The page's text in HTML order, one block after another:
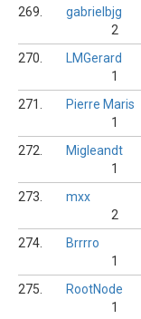
269.
gabrielbjg
2
270.
LMGerard
1
271.
Pierre Maris
1
272.
Migleandt
1
273.
mxx
2
274.
Brrrro
1
275.
RootNode
1